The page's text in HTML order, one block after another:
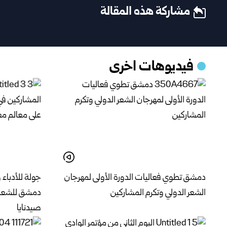
مشاركة هذه المقالة
فيديوهات اخرى
دمشق تطوي فعاليات الدورة الأولى لمهرجان
الشعر الدولي وتكرم المشاركين
جولة
دمشق
صيدنايا